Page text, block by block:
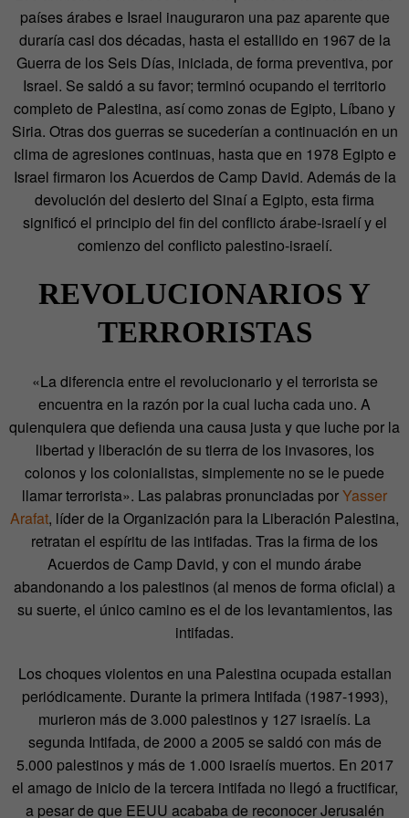
países árabes e Israel inauguraron una paz aparente que
duraría casi dos décadas, hasta el estallido en 1967 de la
Guerra de los Seis Días, iniciada, de forma preventiva, por
Israel. Se saldó a su favor; terminó ocupando el territorio
completo de Palestina, así como zonas de Egipto, Líbano y
Siria. Otras dos guerras se sucederían a continuación en un
clima de agresiones continuas, hasta que en 1978 Egipto e
Israel firmaron los Acuerdos de Camp David. Además de la
devolución del desierto del Sinaí a Egipto, esta firma
significó el principio del fin del conflicto árabe-israelí y el
comienzo del conflicto palestino-israelí.
REVOLUCIONARIOS Y
TERRORISTAS
«La diferencia entre el revolucionario y el terrorista se
encuentra en la razón por la cual lucha cada uno. A
quienquiera que defienda una causa justa y que luche por la
libertad y liberación de su tierra de los invasores, los
colonos y los colonialistas, simplemente no se le puede
llamar terrorista». Las palabras pronunciadas porYasser
Arafat, líder de la Organización para la Liberación Palestina,
retratan el espíritu de las intifadas. Tras la firma de los
Acuerdos de Camp David, y con el mundo árabe
abandonando a los palestinos (al menos de forma oficial) a
su suerte, el único camino es el de los levantamientos, las
intifadas.
Los choques violentos en una Palestina ocupada estallan
periódicamente. Durante la primera Intifada (1987-1993),
murieron más de 3.000 palestinos y 127 israelís. La
segunda Intifada, de 2000 a 2005 se saldó con más de
5.000 palestinos y más de 1.000 israelís muertos. En 2017
el amago de inicio de la tercera intifada no llegó a fructificar,
a pesar de que EEUU acababa de reconocer Jerusalén